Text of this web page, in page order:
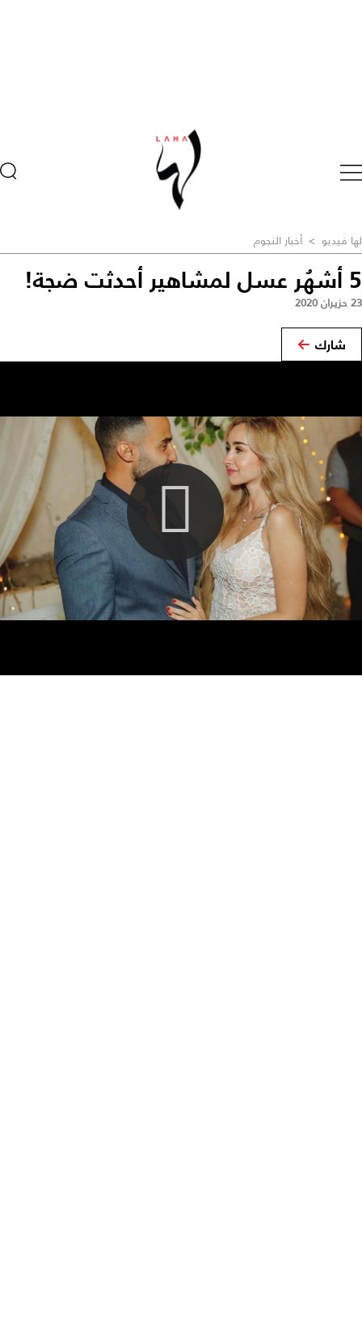
لها فيديو > أخبار النجوم
5 أشهُر عسل لمشاهير أحدثت ضجة!
23 حزيران 2020
شارك